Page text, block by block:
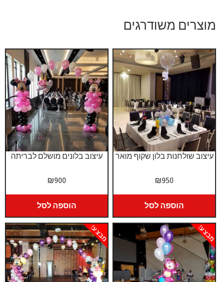
מוצרים משודרגים
עיצוב בלונים מושלם לבריתה
₪900
הוספה לסל
עיצוב שולחנות בלון שקוף מואר
₪950
הוספה לסל
מבצע! מבצע!